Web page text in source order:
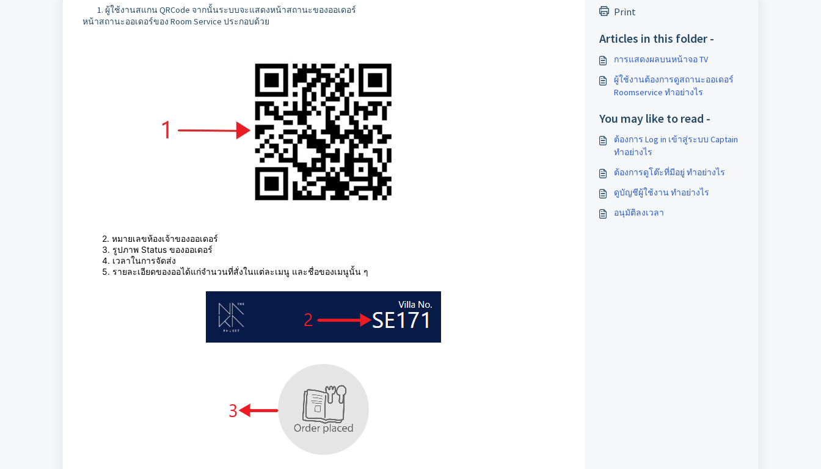
1. ผู้ใช้งานสแกน QRCode จากนั้นระบบจะแสดงหน้าสถานะของออเดอร์
หน้าสถานะออเดอร์ของ Room Service ประกอบด้วย
2. หมายเลขห้องเจ้าของออเดอร์
3. รูปภาพ Status ของออเดอร์
4. เวลาในการจัดส่ง
5. รายละเอียดของออได้แก่จำนวนที่สั่งในแต่ละเมนู และชื่อของเมนูนั้น ๆ
Print
Articles in this folder -
การแสดงผลบนหน้าจอ TV
ผู้ใช้งานต้องการดูสถานะออเดอร์
Roomservice ทำอย่างไร
You may like to read -
ต้องการ Log in เข้าสู่ระบบ Captain
ทำอย่างไร
ต้องการดูโต๊ะที่มีอยู่ ทำอย่างไร
ดูบัญชีผู้ใช้งาน ทำอย่างไร
อนุมัติลงเวลา